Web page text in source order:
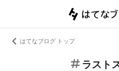
はてなブログ トップ
ラスト